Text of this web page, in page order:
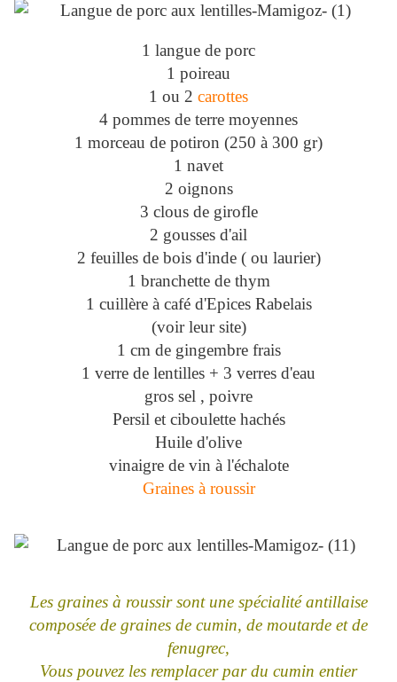
1 langue de porc
1 poireau
1 ou 2 carottes
4 pommes de terre moyennes
1 morceau de potiron (250 à 300 gr)
1 navet
2 oignons
3 clous de girofle
2 gousses d'ail
2 feuilles de bois d'inde ( ou laurier)
1 branchette de thym
1 cuillère à café d'Epices Rabelais
(voir leur site)
1 cm de gingembre frais
1 verre de lentilles + 3 verres d'eau
gros sel , poivre
Persil et ciboulette hachés
Huile d'olive
vinaigre de vin à l'échalote
Graines à roussir
Les graines à roussir sont une spécialité antillaise
composée de graines de cumin, de moutarde et de
fenugrec,
Vous pouvez les remplacer par du cumin entier